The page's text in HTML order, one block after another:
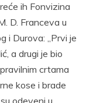
ih Fonvizina
D. Franceva u
i Durova: „Prvi je
a drugi je bio
crtama
kose i brade